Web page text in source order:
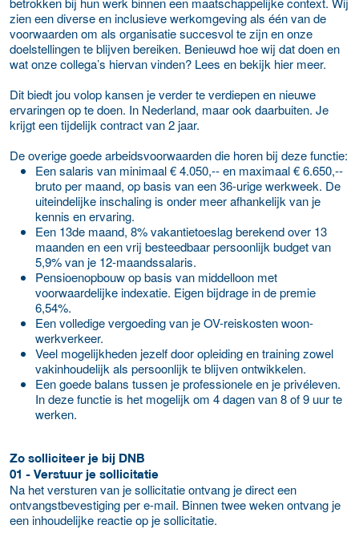
zien een diverse en inclusieve werkomgeving als één van de
voorwaarden om als organisatie succesvol te zijn en onze
doelstellingen te blijven bereiken. Benieuwd hoe wij dat doen en
wat onze collega’s hiervan vinden? Lees en bekijk hier meer.
Dit biedt jou volop kansen je verder te verdiepen en nieuwe
ervaringen op te doen. In Nederland, maar ook daarbuiten. Je
krijgt een tijdelijk contract van 2 jaar.
De overige goede arbeidsvoorwaarden die horen bij deze functie:
Een salaris van minimaal € 4.050,-- en maximaal € 6.650,--
bruto per maand, op basis van een 36-urige werkweek. De
uiteindelijke inschaling is onder meer afhankelijk van je
kennis en ervaring.
Een 13de maand, 8% vakantietoeslag berekend over 13
maanden en een vrij besteedbaar persoonlijk budget van
5,9% van je 12-maandssalaris.
Pensioenopbouw op basis van middelloon met
voorwaardelijke indexatie. Eigen bijdrage in de premie
6,54%.
Een volledige vergoeding van je OV-reiskosten woon-
werkverkeer.
Veel mogelijkheden jezelf door opleiding en training zowel
vakinhoudelijk als persoonlijk te blijven ontwikkelen.
Een goede balans tussen je professionele en je privéleven.
In deze functie is het mogelijk om 4 dagen van 8 of 9 uur te
werken.
Zo solliciteer je bij DNB
01 - Verstuur je sollicitatie
Na het versturen van je sollicitatie ontvang je direct een
ontvangstbevestiging per e-mail. Binnen twee weken ontvang je
een inhoudelijke reactie op je sollicitatie.